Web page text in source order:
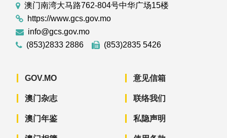
澳门南湾大马路762-804号中华广场15楼
https://www.gcs.gov.mo
info@gcs.gov.mo
(853)2833 2886
(853)2835 5426
GOV.MO
澳门杂志
澳门年鉴
意见信箱
联络我们
私隐声明